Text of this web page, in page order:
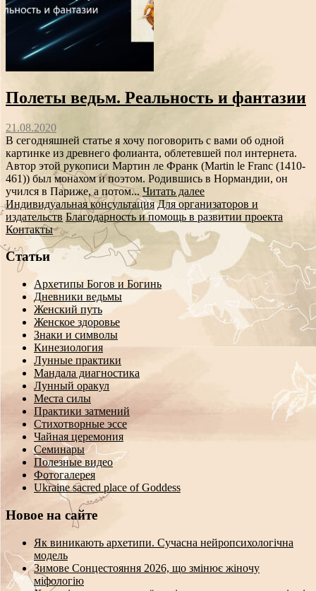
Полеты ведьм. Реальность и фантазии
21.08.2020
В сегодняшней статье я хочу поговорить с вами об одной
картинке из древнего фолианта, облетевшей пол интернета.
Автор этой рукописи Мартин ле Франк (Martin le Franc (1410-
461)) был монахом и поэтом. Родившись в Нормандии, он
учился в Париже, а потом... Читать далее
Индивидуальная консультация Для организаторов и
издательств Благодарность и помощь в развитии проекта
Контакты
Статьи
Архетипы Богов и Богинь
Дневники ведьмы
Женский путь
Женское здоровье
Знаки и символы
Кинезиология
Лунные практики
Мандала диагностика
Лунный оракул
Места силы
Практики затмений
Стихотворные эссе
Чайная церемония
Семинары
Полезные видео
Фотогалерея
Ukraine sacred place of Goddess
Новое на сайте
Як виникають архетипи. Сучасна нейропсихологічна
модель
Зимове Сонцестояння 2026, що змінює жіночу
міфологію